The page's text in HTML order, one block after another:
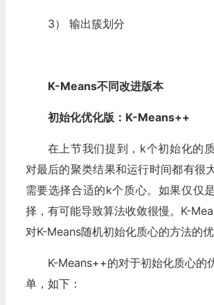
3） 输出簇划分
K-Means不同改进版本
初始化优化版：K-Means++
在上节我们提到，k个初始化的
对最后的聚类结果和运行时间都有很
需要选择合适的k个质心。如果仅仅
择，有可能导致算法收敛很慢。K-
对K-Means随机初始化质心的方法的优
K-Means++的对于初始化质心的
单，如下：